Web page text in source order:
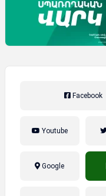
Facebook
Youtube
Google